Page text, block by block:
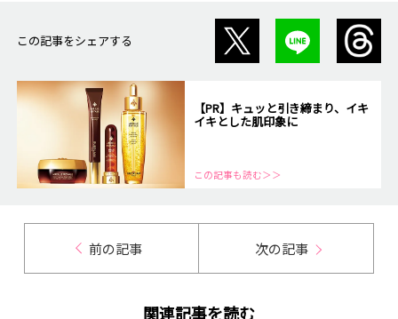
この記事をシェアする
【PR】キュッと引き締まり、イキ
イキとした肌印象に
この記事も読む＞＞
前の記事 次の記事
関連記事を読む